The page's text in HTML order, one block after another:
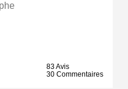
83 Avis
30 Commentaires